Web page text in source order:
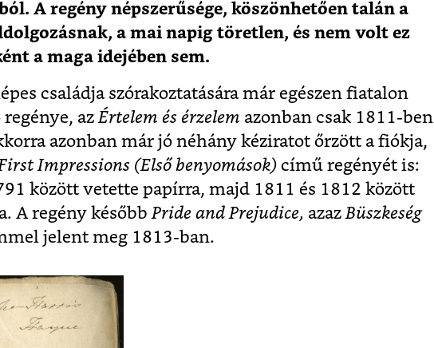
A regény népszerűsége, köszönhetően talán a
a mai napig töretlen, és nem volt ez
a maga idejében sem.
családja szórakoztatására már egészen fiatalon
az Értelem és érzelem azonban csak 1811-ben
azonban már jó néhány kéziratot őrzött a fiókja,
Impressions (Első benyomások) című regényét is:
között vetette papírra, majd 1811 és 1812 között
A regény később Pride and Prejudice, azaz Büszkeség
jelent meg 1813-ban.